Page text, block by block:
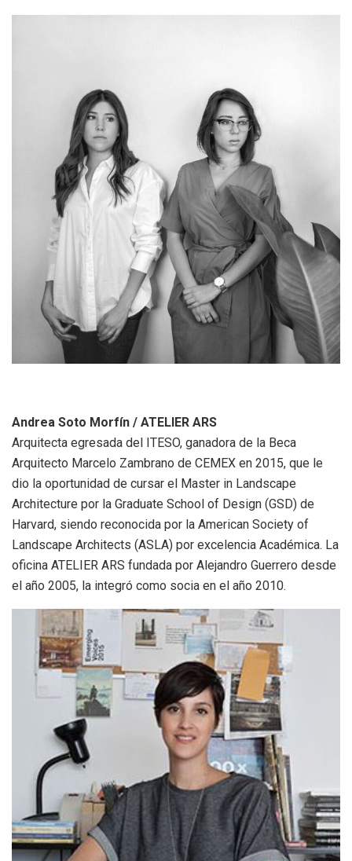
Andrea Soto Morfín / ATELIER ARS
Arquitecta egresada del ITESO, ganadora de la Beca
Arquitecto Marcelo Zambrano de CEMEX en 2015, que le
dio la oportunidad de cursar el Master in Landscape
Architecture por la Graduate School of Design (GSD) de
Harvard, siendo reconocida por la American Society of
Landscape Architects (ASLA) por excelencia Académica. La
oficina ATELIER ARS fundada por Alejandro Guerrero desde
el año 2005, la integró como socia en el año 2010.